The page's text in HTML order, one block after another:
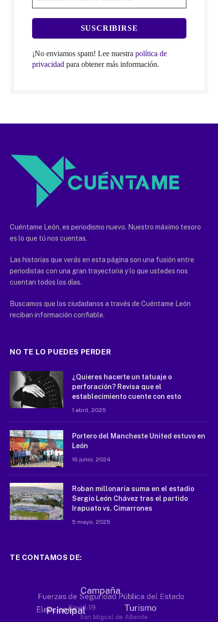
¡No enviamos spam! Lee nuestra política de
privacidad para obtener más información.
Cuéntame León, es periodismo nuevo. Nuestro máximo tesoro
es lo que tú nos cuentas.
Las historias que verás en esta página son una fusión entre
periodistas con una gran trayectoria y lo que ustedes nos
cuentan todos los días.
Buscamos que los ciudadanos a través de Cuéntame León
reciban información confiable.
NO TE LO PUEDES PERDER
¿Quieres hacerte un tatuaje o
perforación? Revisa que el
establecimiento cuente con esto
1 abril, 2025
Portero del Mancheste United estuvo en
León
16 junio, 2024
Roban millonaria suma en el estadio
Sergio León Chávez tras el partido
Irapuato vs. Cimarrones
5 mayo, 2025
TE CONTAMOS DE: